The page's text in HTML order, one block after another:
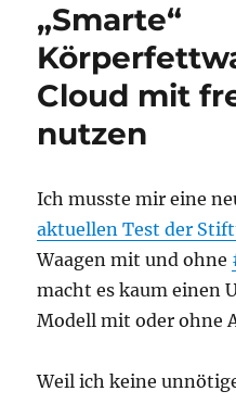
„Smarte“
Cloud mit
nutzen
Ich musste mir eine
aktuellen Test der
Waagen mit und ohne
macht es kaum einen
Modell mit oder ohne
Weil ich keine